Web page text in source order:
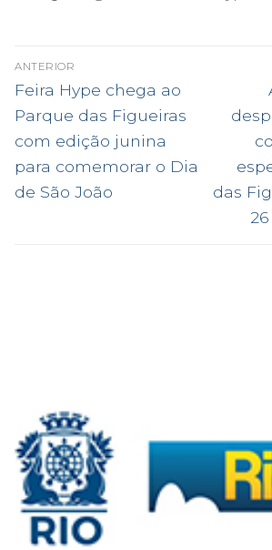
NAVEGAÇÃO
DE
POST
ANTERIOR
Post
anterior:
Feira Hype chega ao
Parque das Figueiras
com edição junina
para comemorar o Dia
de São João
das